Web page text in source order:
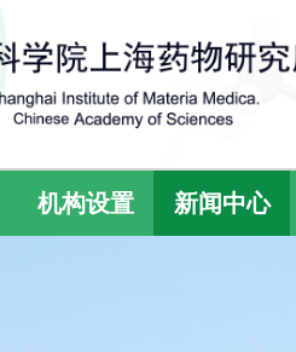
机构设置 新闻中心